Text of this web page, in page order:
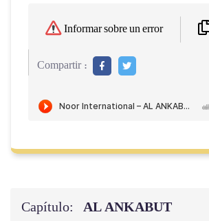
Informar sobre un error
Compartir :
Capítulo: AL ANKABUT